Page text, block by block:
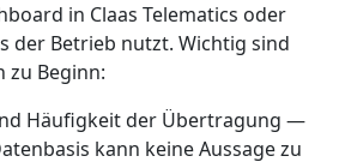
in Claas Telematics oder
der Betrieb nutzt. Wichtig sind
zu Beginn:
Häufigkeit der Übertragung —
kann keine Aussage zu